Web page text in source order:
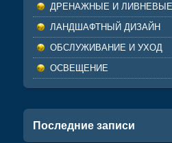
ДРЕНАЖНЫЕ И
ЛАНДШАФТНЫЙ ДИЗАЙН
ОБСЛУЖИВАНИЕ И УХОД
ОСВЕЩЕНИЕ
Последние записи